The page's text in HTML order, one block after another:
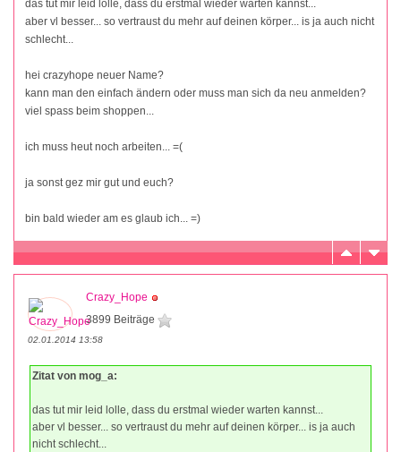
das tut mir leid lolle, dass du erstmal wieder warten kannst...
aber vl besser... so vertraust du mehr auf deinen körper... is ja auch nicht
schlecht...
hei crazyhope neuer Name?
kann man den einfach ändern oder muss man sich da neu anmelden?
viel spass beim shoppen...
ich muss heut noch arbeiten... =(
ja sonst gez mir gut und euch?
bin bald wieder am es glaub ich... =)
Crazy_Hope
3899 Beiträge
02.01.2014 13:58
Zitat von mog_a:
das tut mir leid lolle, dass du erstmal wieder warten kannst...
aber vl besser... so vertraust du mehr auf deinen körper... is ja auch
nicht schlecht...